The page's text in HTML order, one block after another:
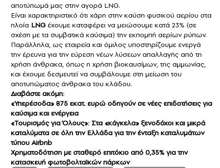
αποτύπωμά μας στην αγορά LNG.
Είναι χαρακτηριστικό ότι χάρη στην καύση φυσικού αερίου στα
πλοία LNG έχουμε καταφέρει να μειώσουμε κατά 23% (σε
σχέση µε τα συµβατικά καύσιµα) την εκποµπή αερίων ρύπων.
Παράλληλα, ως εταιρεία και όμιλος υποστηρίζουμε ενεργά
την έρευνα για την εύρεση νέων λύσεων απαλλαγής από τη
χρήση άνθρακα, όπως η χρήση βιοκαυσίμων, της αμμωνίας,
και έχουμε δεσμευτεί να συμβάλουμε στη μείωση του
αποτυπώματος άνθρακα του κλάδου.
Διαβάστε ακόμη:
«Υπερέσοδα» 875 εκατ. ευρώ οδηγούν σε νέες επιδοτήσεις για
καύσιμα και ενέργεια
«Τουρισμός για Όλους»: Στα «κάγκελα» ξενοδόχοι και μικρά
καταλύματα σε όλη την Ελλάδα για την ένταξη καταλυμάτων
τύπου Airbnb
Χρηματοδότηση με σταθερό επιτόκιο από 0,35% για την
κατασκευή φωτοβολταϊκών πάρκων